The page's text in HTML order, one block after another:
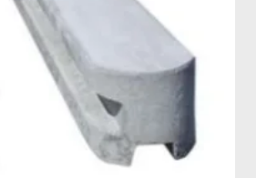
(ved 10x12 cm stolper) eller
(ved 13x13 cm stolper)
og der må påregnes